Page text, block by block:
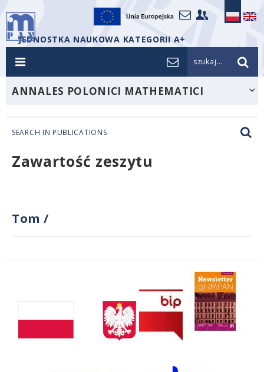
JEDNOSTKA NAUKOWA KATEGORII A+
szukaj...
ANNALES POLONICI MATHEMATICI
SEARCH IN PUBLICATIONS
Zawartość zeszytu
Tom /